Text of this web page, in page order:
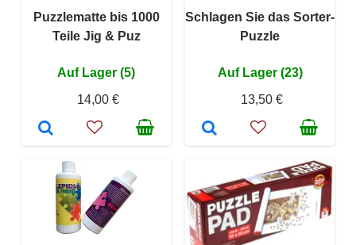
Puzzlematte bis 1000
Teile Jig & Puz
Auf Lager (5)
14,00 €
Schlagen Sie das Sorter-
Puzzle
Auf Lager (23)
13,50 €